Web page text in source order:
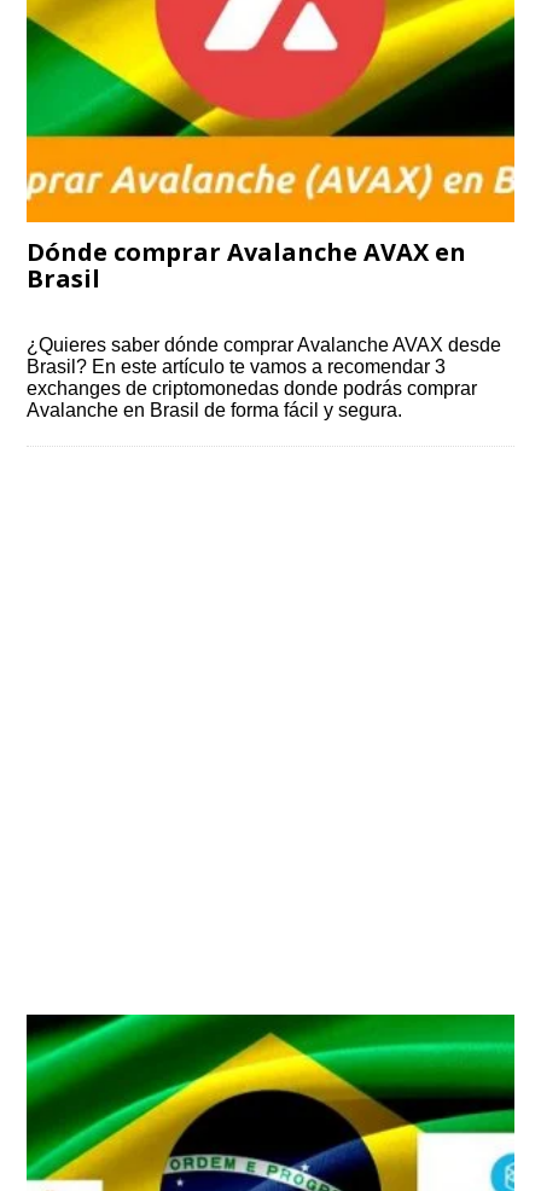
Dónde comprar Avalanche AVAX en
Brasil
¿Quieres saber dónde comprar Avalanche AVAX desde
Brasil? En este artículo te vamos a recomendar 3
exchanges de criptomonedas donde podrás comprar
Avalanche en Brasil de forma fácil y segura.